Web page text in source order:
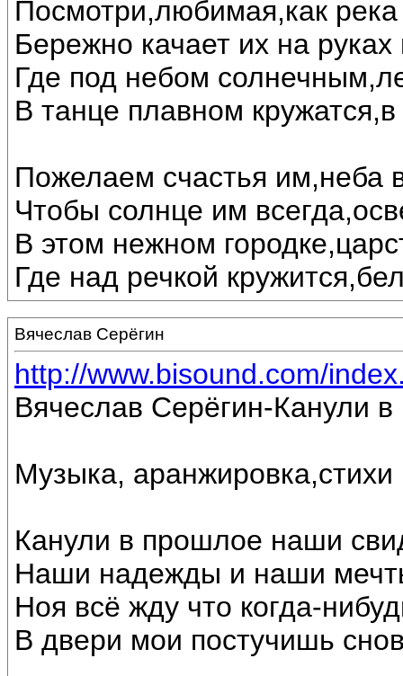
Посмотри,любимая,как река
Бережно качает их на
Где под небом
В танце плавном
Пожелаем счастья им,неба
Чтобы солнце им
В этом нежном
Где над речкой
Вячеслав Серёгин
http://www.bisound.com/
Вячеслав Серёгин-Канули
Музыка,
Канули в прошлое наши
Наши надежды и наши
Ноя всё жду что когда-
В двери мои постучишь